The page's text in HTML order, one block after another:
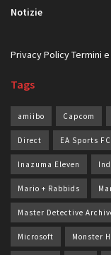
Notizie
Privacy PolicyTermini
Tags
amiibo Capcom
Direct EA Sports
Inazuma Eleven
Mario + Rabbids
Master Detective
Microsoft Monster